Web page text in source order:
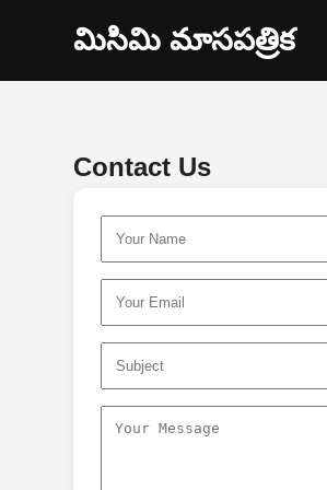
మిసిమి మాసపత్రిక
Contact Us